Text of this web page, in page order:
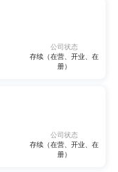
公司状态
存续（在营、开业、在
册）
公司状态
存续（在营、开业、在
册）